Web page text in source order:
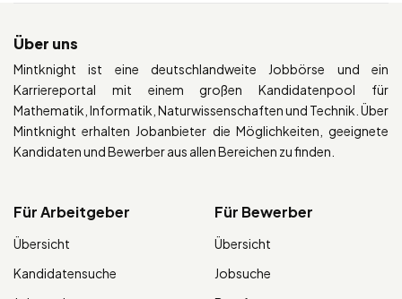
Über uns
Mintknight ist eine deutschlandweite Jobbörse und ein
Karriereportal mit einem großen Kandidatenpool für
Mathematik, Informatik, Naturwissenschaften und Technik. Über
Mintknight erhalten Jobanbieter die Möglichkeiten, geeignete
Kandidaten und Bewerber aus allen Bereichen zu finden.
Für Arbeitgeber
Übersicht
Kandidatensuche
Für Bewerber
Übersicht
Jobsuche